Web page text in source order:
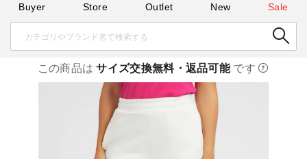
Buyer Store Outlet New Sale
この商品はサイズ交換無料・返品可能です